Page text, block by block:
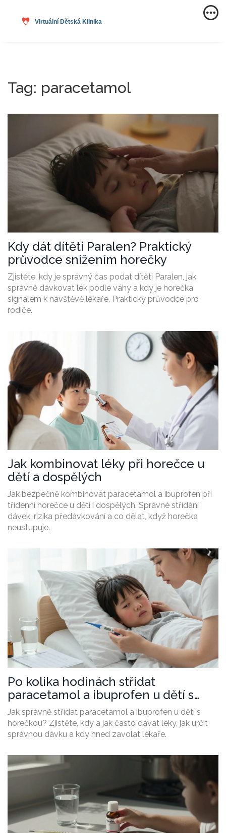
Tag: paracetamol
Kdy dát dítěti Paralen? Praktický
průvodce snížením horečky
Zjistěte, kdy je správný čas podat dítěti Paralen, jak
správně dávkovat lék podle váhy a kdy je horečka
signálem k návštěvě lékaře. Praktický průvodce pro
rodiče.
Jak kombinovat léky při horečce u
dětí a dospělých
Jak bezpečně kombinovat paracetamol a ibuprofen při
třídenní horečce u dětí i dospělých. Správné střídání
dávek, rizika předávkování a co dělat, když horečka
neustupuje.
Po kolika hodinách střídat
paracetamol a ibuprofen u dětí s
horečkou?
Jak správně střídat paracetamol a ibuprofen u dětí s
horečkou? Zjistěte, kdy a jak často dávat léky, jak určit
správnou dávku a kdy hned zavolat lékaře.